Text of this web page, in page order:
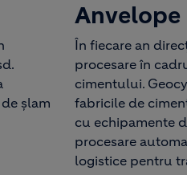
şlam
Anvelope
În fiecare an
procesare în
cimentului.
fabricile de
cu echipamente
procesare
logistice pentru